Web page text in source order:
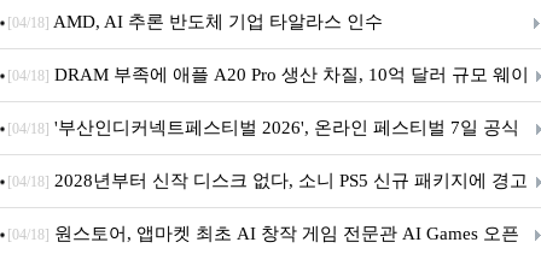
[04/18] AMD, AI 추론 반도체 기업 타알라스 인수
[04/18] DRAM 부족에 애플 A20 Pro 생산 차질, 10억 달러 규모 웨이
퍼 대기
[04/18] '부산인디커넥트페스티벌 2026', 온라인 페스티벌 7일 공식
개막... 22일간 진행
[04/18] 2028년부터 신작 디스크 없다, 소니 PS5 신규 패키지에 경고
문 추가
[04/18] 원스토어, 앱마켓 최초 AI 창작 게임 전문관 AI Games 오픈